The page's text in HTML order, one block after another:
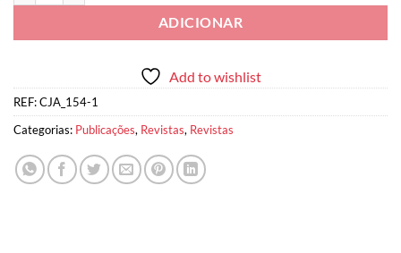
ADICIONAR
Add to wishlist
REF:CJA_154-1
Categorias: Publicações, Revistas, Revistas